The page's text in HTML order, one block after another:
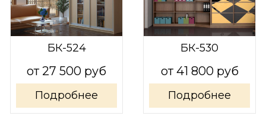
БК-524
Подробнее
от 27 500 руб
БК-530
Подробнее
от 41 800 руб